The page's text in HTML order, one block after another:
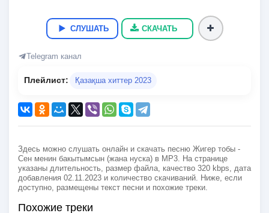
СЛУШАТЬ СКАЧАТЬ
Telegram канал
Плейлист: Қазақша хиттер 2023
Здесь можно слушать онлайн и скачать песню Жигер тобы -
Сен менин бакытымсын (жана нуска) в MP3. На странице
указаны длительность, размер файла, качество 320 kbps, дата
добавления 02.11.2023 и количество скачиваний. Ниже, если
доступно, размещены текст песни и похожие треки.
Похожие треки